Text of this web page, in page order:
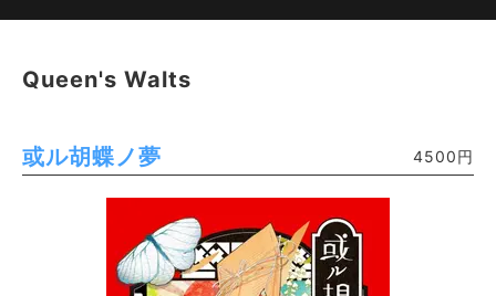
Queen's Walts
或ル胡蝶ノ夢 4500円